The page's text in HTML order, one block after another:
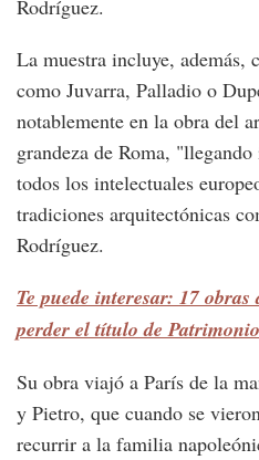
Rodríguez.
La muestra incluye, además,
como Juvarra, Palladio o
notablemente en la obra del
grandeza de Roma,
todos los intelectuales
tradiciones arquitectónicas
Rodríguez.
Te puede interesar: 17
perder el título de
Su obra viajó a París de la
y Pietro, que cuando se
recurrir a la familia